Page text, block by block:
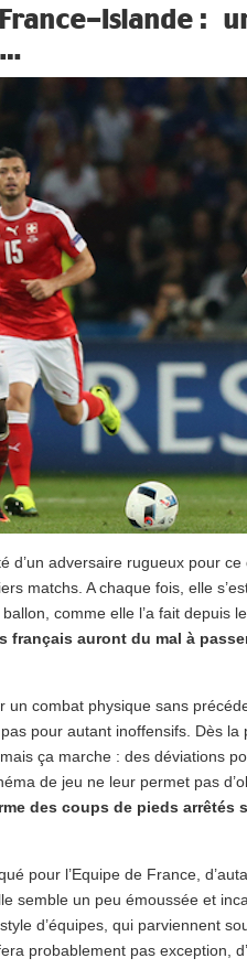
Islande :
d’un adversaire rugueux pour
matchs. A chaque fois, elle
comme elle l’a fait depuis
français auront du mal à
un combat physique sans
pour autant inoffensifs. Dès
ça marche : des déviations
de jeu ne leur permet pas
des coups de pieds arrêtés
pour l’Equipe de France,
semble un peu émoussée et
d’équipes, qui parviennent
probablement pas exception,